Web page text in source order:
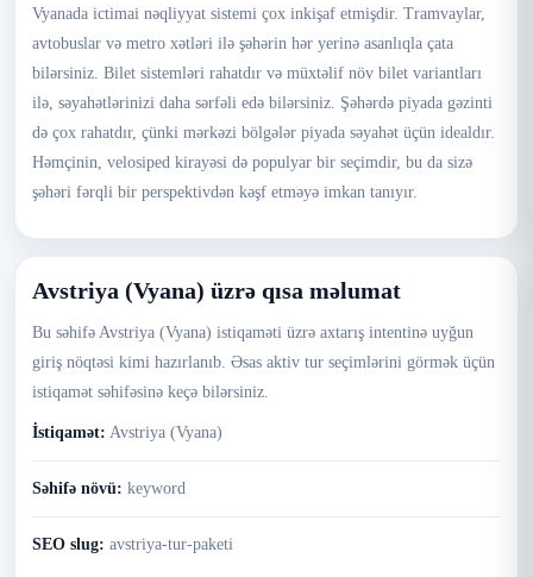
Vyanada ictimai nəqliyyat sistemi çox inkişaf etmişdir. Tramvaylar,
avtobuslar və metro xətləri ilə şəhərin hər yerinə asanlıqla çata
bilərsiniz. Bilet sistemləri rahatdır və müxtəlif növ bilet variantları
ilə, səyahətlərinizi daha sərfəli edə bilərsiniz. Şəhərdə piyada gəzinti
də çox rahatdır, çünki mərkəzi bölgələr piyada səyahət üçün idealdır.
Həmçinin, velosiped kirayəsi də populyar bir seçimdir, bu da sizə
şəhəri fərqli bir perspektivdən kəşf etməyə imkan tanıyır.
Avstriya (Vyana) üzrə qısa məlumat
Bu səhifə Avstriya (Vyana) istiqaməti üzrə axtarış intentinə uyğun
giriş nöqtəsi kimi hazırlanıb. Əsas aktiv tur seçimlərini görmək üçün
istiqamət səhifəsinə keçə bilərsiniz.
İstiqamət: Avstriya (Vyana)
Səhifə növü: keyword
SEO slug: avstriya-tur-paketi